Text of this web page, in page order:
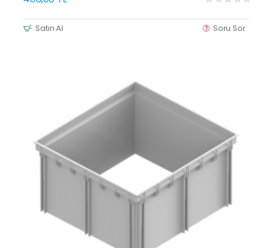
Satın Al Soru Sor